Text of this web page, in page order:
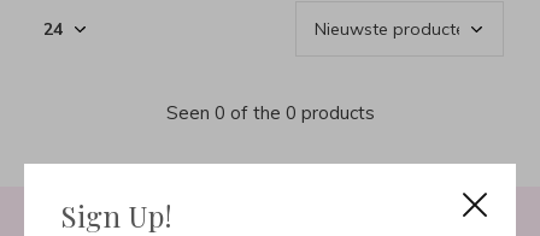
Sign Up!
Seen 0 of the 0 products